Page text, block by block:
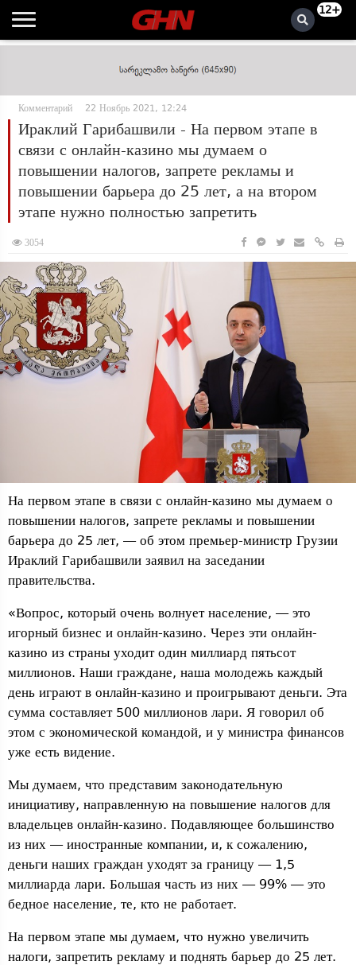
12+
Комментарий 22 Ноябрь 2021, 12:24
Ираклий Гарибашвили - На первом этапе в
связи с онлайн-казино мы думаем о
повышении налогов, запрете рекламы и
повышении барьера до 25 лет, а на втором
этапе нужно полностью запретить
3054
На первом этапе в связи с онлайн-казино мы думаем о
повышении налогов, запрете рекламы и повышении
барьера до 25 лет, — об этом премьер-министр Грузии
Ираклий Гарибашвили заявил на заседании
правительства.
«Вопрос, который очень волнует население, — это
игорный бизнес и онлайн-казино. Через эти онлайн-
казино из страны уходит один миллиард пятьсот
миллионов. Наши граждане, наша молодежь каждый
день играют в онлайн-казино и проигрывают деньги. Эта
сумма составляет 500 миллионов лари. Я говорил об
этом с экономической командой, и у министра финансов
уже есть видение.
Мы думаем, что представим законодательную
инициативу, направленную на повышение налогов для
владельцев онлайн-казино. Подавляющее большинство
из них — иностранные компании, и, к сожалению,
деньги наших граждан уходят за границу — 1,5
миллиарда лари. Большая часть из них — 99% — это
бедное население, те, кто не работает.
На первом этапе мы думаем, что нужно увеличить
налоги, запретить рекламу и поднять барьер до 25 лет.